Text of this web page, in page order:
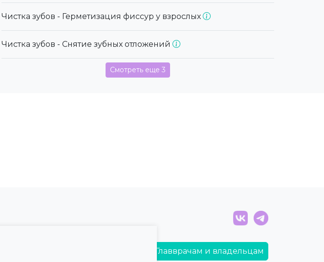
Чистка зубов - Герметизация фиссур у взрослых
Чистка зубов - Снятие зубных отложений
Смотреть еще 3
Главврачам и владельцам